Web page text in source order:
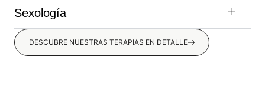
Sexología
DESCUBRE NUESTRAS TERAPIAS EN DETALLE